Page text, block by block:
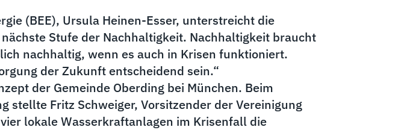
(BEE), Ursula Heinen-Esser, unterstreicht die
Stufe der Nachhaltigkeit. Nachhaltigkeit braucht
nachhaltig, wenn es auch in Krisen funktioniert.
der Zukunft entscheidend sein.“
der Gemeinde Oberding bei München. Beim
stellte Fritz Schweiger, Vorsitzender der Vereinigung
lokale Wasserkraftanlagen im Krisenfall die